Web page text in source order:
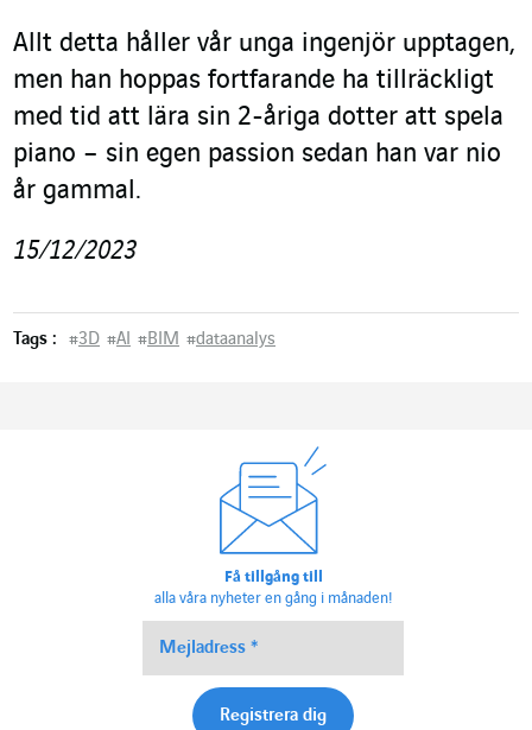
Allt detta håller vår unga ingenjör upptagen,
men han hoppas fortfarande ha tillräckligt
med tid att lära sin 2-åriga dotter att spela
piano – sin egen passion sedan han var nio
år gammal.
15/12/2023
Tags : #3D #AI #BIM #dataanalys
Få tillgång till
alla våra nyheter en gång i månaden!